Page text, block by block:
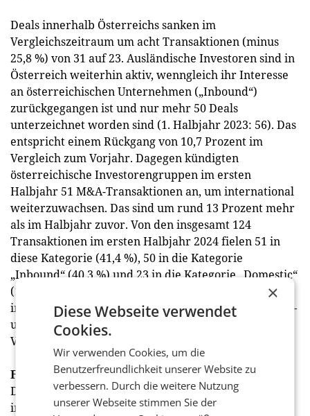
Deals innerhalb Österreichs sanken im
Vergleichszeitraum um acht Transaktionen (minus
25,8 %) von 31 auf 23. Ausländische Investoren sind in
Österreich weiterhin aktiv, wenngleich ihr Interesse
an österreichischen Unternehmen („Inbound“)
zurückgegangen ist und nur mehr 50 Deals
unterzeichnet worden sind (1. Halbjahr 2023: 56). Das
entspricht einem Rückgang von 10,7 Prozent im
Vergleich zum Vorjahr. Dagegen kündigten
österreichische Investorengruppen im ersten
Halbjahr 51 M&A-Transaktionen an, um international
weiterzuwachsen. Das sind um rund 13 Prozent mehr
als im Halbjahr zuvor. Von den insgesamt 124
Transaktionen im ersten Halbjahr 2024 fielen 51 in
diese Kategorie (41,4 %), 50 in die Kategorie
„Inbound“ (40,3 %) und 23 in die Kategorie „Domestic“
(18,5 %). Am meisten Geld floss bei Outbound Deals,
im Zuge derer rund 1,6 Mrd. Euro investiert wurden –
um 1,1 Mrd. Euro bzw. 220 Prozent mehr als im
Vorjahr.
Finanzsektor im M&A-Fokus
Der höchste Transaktionswert (0,9 Mrd. Euro) entfiel
im ersten Halbjahr 2024 diesmal auf den
×
Diese Webseite verwendet
Cookies.
Wir verwenden Cookies, um die
Benutzerfreundlichkeit unserer Website zu
verbessern. Durch die weitere Nutzung
unserer Webseite stimmen Sie der